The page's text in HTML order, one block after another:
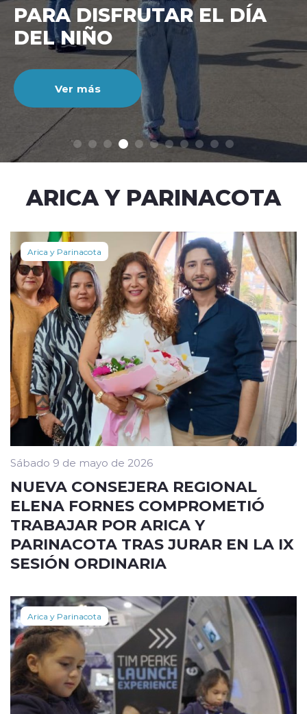
modo claro
CIENTO DURANTE EL MES
DE JULIO
Ver más
ARICA Y PARINACOTA
Arica y Parinacota
Sábado 9 de mayo de 2026
NUEVA CONSEJERA REGIONAL
ELENA FORNES COMPROMETIÓ
TRABAJAR POR ARICA Y
PARINACOTA TRAS JURAR EN LA IX
SESIÓN ORDINARIA
Arica y Parinacota